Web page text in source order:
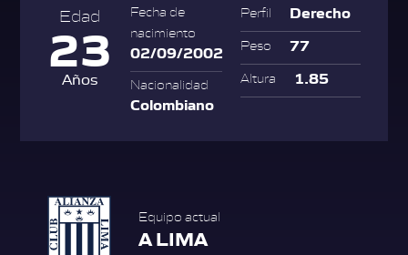
Edad
23
Años
Fecha de
nacimiento
02/09/2002
Nacionalidad
Colombiano
Perfil Derecho
Peso 77
Altura 1.85
Equipo actual
A LIMA